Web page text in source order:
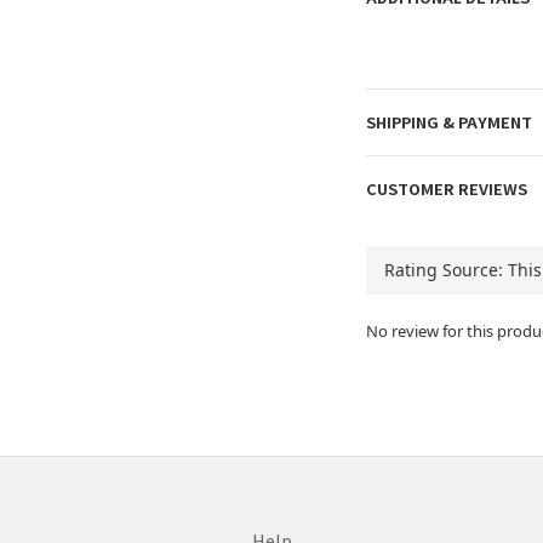
SHIPPING & PAYMENT
CUSTOMER REVIEWS
No review for this